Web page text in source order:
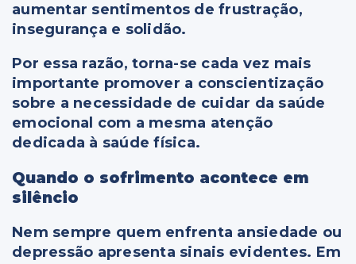
aumentar sentimentos de frustração,
insegurança e solidão.
Por essa razão, torna-se cada vez mais
importante promover a conscientização
sobre a necessidade de cuidar da saúde
emocional com a mesma atenção
dedicada à saúde física.
Quando o sofrimento acontece em
silêncio
Nem sempre quem enfrenta ansiedade ou
depressão apresenta sinais evidentes. Em